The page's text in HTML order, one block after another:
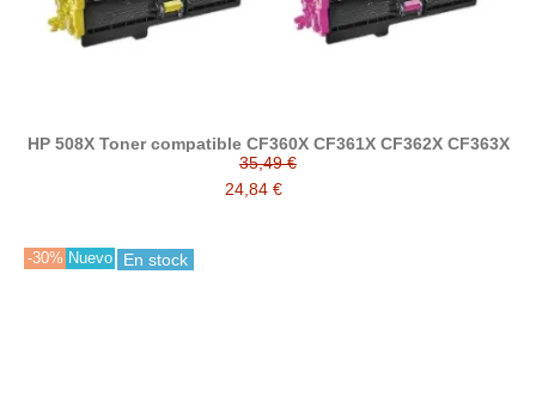
HP 508X Toner compatible CF360X CF361X CF362X CF363X
35,49 €
24,84 €
-30% Nuevo En stock